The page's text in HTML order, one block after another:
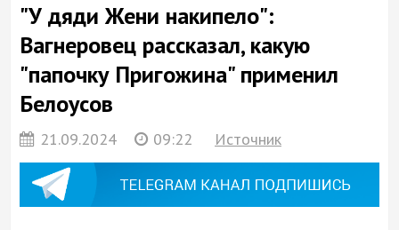
"У дяди Жени накипело":
Вагнеровец рассказал, какую
"папочку Пригожина" применил
Белоусов
21.09.2024 09:22 Источник